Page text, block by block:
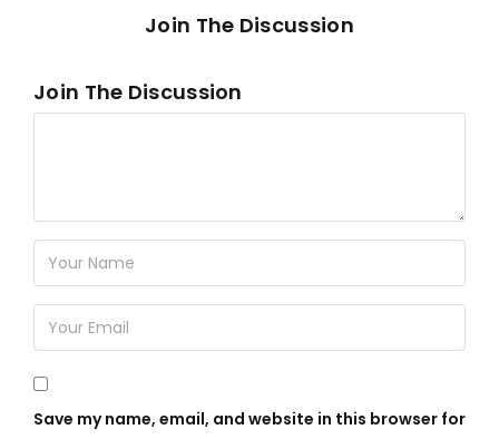
Join The Discussion
Join The Discussion
Save my name, email, and website in this browser for